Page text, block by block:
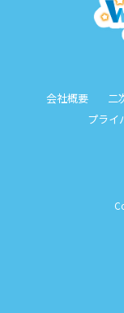
会社概要 二
プライ